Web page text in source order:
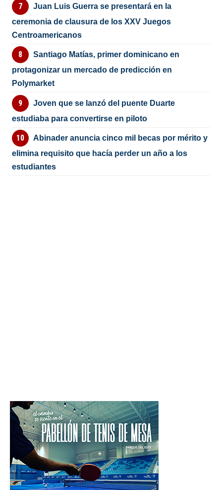
Juan Luis Guerra se presentará en la
ceremonia de clausura de los XXV Juegos
Centroamericanos
Santiago Matías, primer dominicano en
protagonizar un mercado de predicción en
Polymarket
Joven que se lanzó del puente Duarte
estudiaba para convertirse en piloto
Abinader anuncia cinco mil becas por mérito y
elimina requisito que hacía perder un año a los
estudiantes